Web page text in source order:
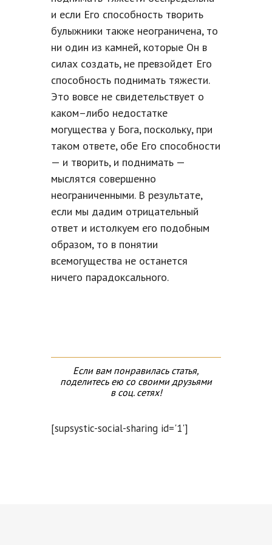
и если Его способность творить
булыжники также неограничена, то
ни один из камней, которые Он в
силах создать, не превзойдет Его
способность поднимать тяжести.
Это вовсе не свидетельствует о
каком–либо недостатке
могущества у Бога, поскольку, при
таком ответе, обе Его способности
— и творить, и поднимать —
мыслятся совершенно
неограниченными. В результате,
если мы дадим отрицательный
ответ и истолкуем его подобным
образом, то в понятии
всемогущества не останется
ничего парадоксального.
Если вам понравилась статья,
поделитесь ею со своими друзьями
в соц. сетях!
[supsystic-social-sharing id='1']